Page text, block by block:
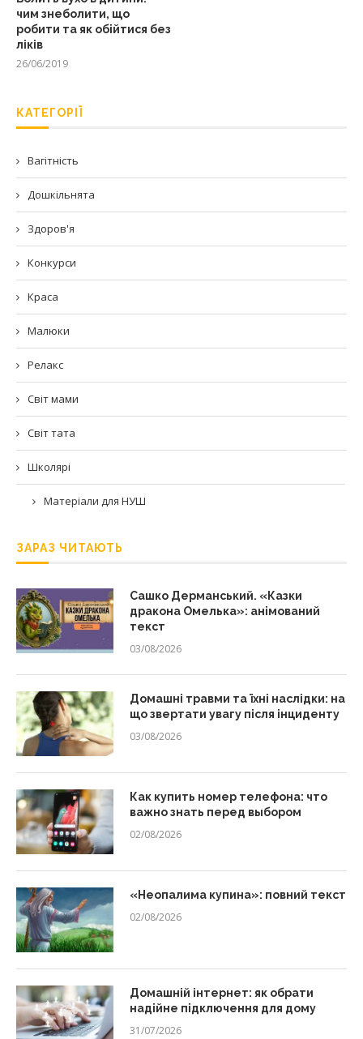
чим знеболити, що
робити та як обійтися без
ліків
26/06/2019
КАТЕГОРІЇ
Вагітність
Дошкільнята
Здоров'я
Конкурси
Краса
Малюки
Релакс
Світ мами
Світ тата
Школярі
Матеріали для НУШ
ЗАРАЗ ЧИТАЮТЬ
Сашко Дерманський. «Казки
дракона Омелька»: анімований
текст
03/08/2026
Домашні травми та їхні наслідки: на
що звертати увагу після інциденту
03/08/2026
Как купить номер телефона: что
важно знать перед выбором
02/08/2026
«Неопалима купина»: повний текст
02/08/2026
Домашній інтернет: як обрати
надійне підключення для дому
31/07/2026